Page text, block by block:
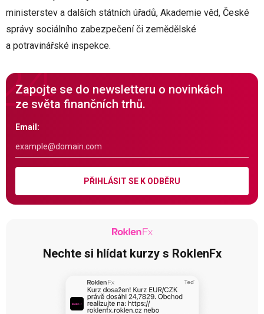
ministerstev a dalších státních úřadů, Akademie věd, České
správy sociálního zabezpečení či zemědělské
a potravinářské inspekce.
Zapojte se do newsletteru o novinkách
ze světa finančních trhů.
Email:
PŘIHLÁSIT SE K ODBĚRU
Nechte si hlídat kurzy s RoklenFx